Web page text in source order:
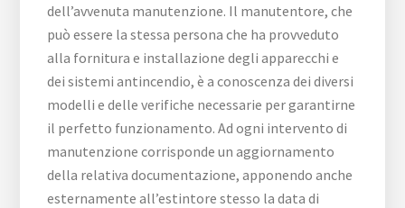
dell’avvenuta manutenzione. Il manutentore, che
può essere la stessa persona che ha provveduto
alla fornitura e installazione degli apparecchi e
dei sistemi antincendio, è a conoscenza dei diversi
modelli e delle verifiche necessarie per garantirne
il perfetto funzionamento. Ad ogni intervento di
manutenzione corrisponde un aggiornamento
della relativa documentazione, apponendo anche
esternamente all’estintore stesso la data di